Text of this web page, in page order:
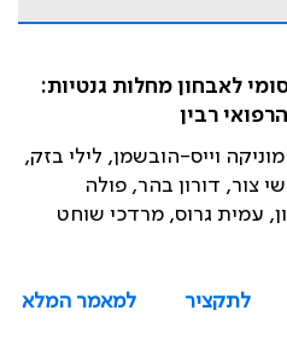
לאבחון מחלות גנטיות:
רבין
וייס-הובשמן, לילי בזק,
צור, דורון בהר, פולה
עמית גרוס, מרדכי שוחט
לתקציר
למאמר המלא